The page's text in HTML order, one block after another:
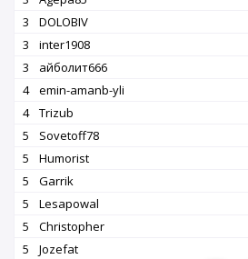
3
DOLOBIV
3
inter1908
3
айболит666
4
emin-amanb-yli
4
Trizub
5
Sovetoff78
5
Humorist
5
Garrik
5
Lesapowal
5
Christopher
5
Jozefat